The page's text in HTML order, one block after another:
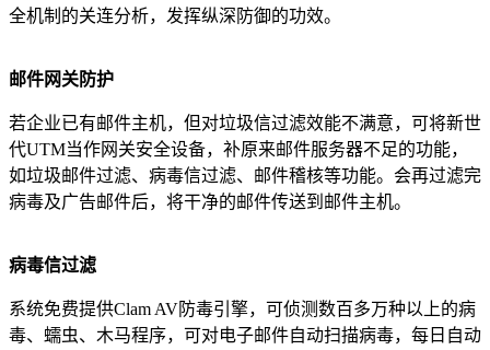
全机制的关连分析，发挥纵深防御的功效。
邮件网关防护
若企业已有邮件主机，但对垃圾信过滤效能不满意，可将新世
代UTM当作网关安全设备，补原来邮件服务器不足的功能，
如垃圾邮件过滤、病毒信过滤、邮件稽核等功能。会再过滤完
病毒及广告邮件后，将干净的邮件传送到邮件主机。
病毒信过滤
系统免费提供Clam AV防毒引擎，可侦测数百多万种以上的病
毒、蠕虫、木马程序，可对电子邮件自动扫描病毒，每日自动